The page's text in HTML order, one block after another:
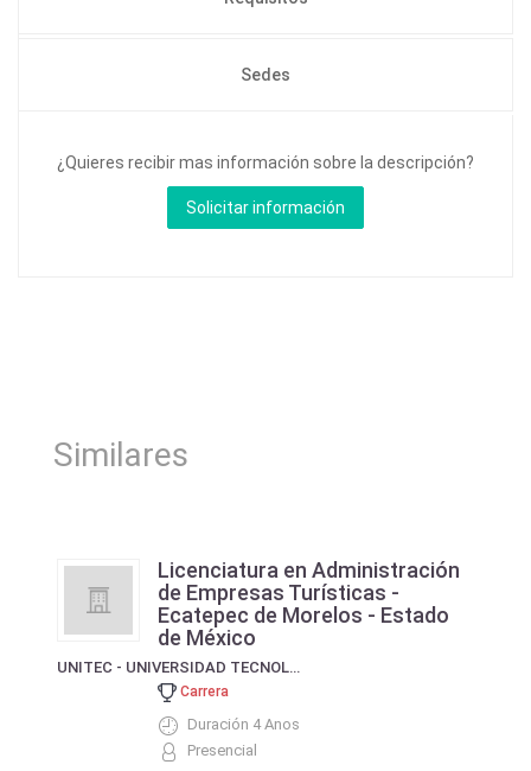
Sedes
¿Quieres recibir mas información sobre la descripción?
Similares
Licenciatura en Administración
de Empresas Turísticas -
Ecatepec de Morelos - Estado
de México
UNITEC - UNIVERSIDAD TECNOLOGICA DE MEXICO
Carrera
Duración 4 Anos
Presencial